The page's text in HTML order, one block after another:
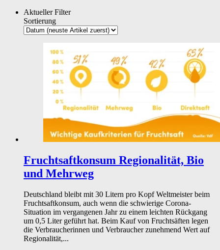
Aktueller Filter
Sortierung
Fruchtsaftkonsum Regionalität, Bio
und Mehrweg
Deutschland bleibt mit 30 Litern pro Kopf Weltmeister beim
Fruchtsaftkonsum, auch wenn die schwierige Corona-
Situation im vergangenen Jahr zu einem leichten Rückgang
um 0,5 Liter geführt hat. Beim Kauf von Fruchtsäften legen
die Verbraucherinnen und Verbraucher zunehmend Wert auf
Regionalität,...